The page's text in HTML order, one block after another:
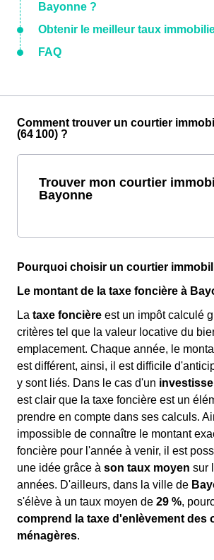
Bayonne ?
Obtenir le meilleur taux
FAQ
Comment trouver un courtier
(64 100) ?
Trouver mon courtier
Bayonne
Pourquoi choisir un courtier
Le montant de la taxe foncière à
La taxe foncière est un impôt calculé
critères tel que la valeur locative du
emplacement. Chaque année, le
est différent, ainsi, il est difficile
y sont liés. Dans le cas d'un
est clair que la taxe foncière est un
prendre en compte dans ses calculs.
impossible de connaître le montant
foncière pour l'année à venir, il est
une idée grâce à son taux moyen sur
années. D'ailleurs, dans la ville de
s'élève à un taux moyen de 29 %,
comprend la taxe d'enlèvement des
ménagères.